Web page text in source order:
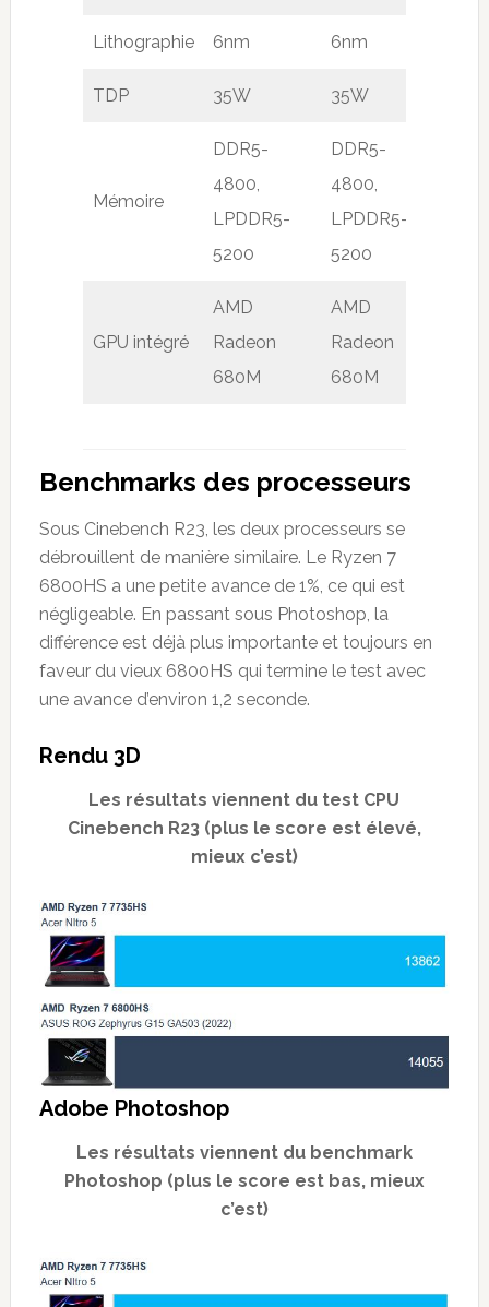
Lithographie 6nm 6nm
TDP 35W 35W
Mémoire
DDR5-
4800,
LPDDR5-
5200
DDR5-
4800,
LPDDR5-
5200
GPU intégré
AMD
Radeon
680M
AMD
Radeon
680M
Benchmarks des processeurs
Sous Cinebench R23, les deux processeurs se
débrouillent de manière similaire. Le Ryzen 7
6800HS a une petite avance de 1%, ce qui est
négligeable. En passant sous Photoshop, la
différence est déjà plus importante et toujours en
faveur du vieux 6800HS qui termine le test avec
une avance d’environ 1,2 seconde.
Rendu 3D
Les résultats viennent du test CPU
Cinebench R23 (plus le score est élevé,
mieux c’est)
Adobe Photoshop
Les résultats viennent du benchmark
Photoshop (plus le score est bas, mieux
c’est)